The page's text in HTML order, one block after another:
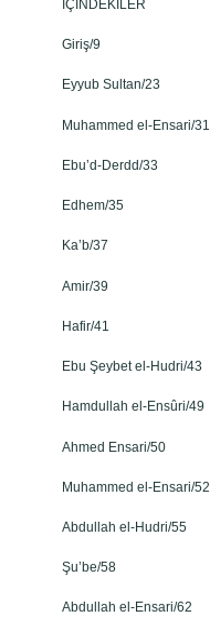
İÇİNDEKİLER
Giriş/9
Eyyub Sultan/23
Muhammed el-Ensari/31
Ebu’d-Derdd/33
Edhem/35
Ka’b/37
Amir/39
Hafir/41
Ebu Şeybet el-Hudri/43
Hamdullah el-Ensûri/49
Ahmed Ensari/50
Muhammed el-Ensari/52
Abdullah el-Hudri/55
Şu’be/58
Abdullah el-Ensari/62